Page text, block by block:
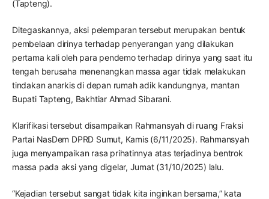
(Tapteng).
Ditegaskannya, aksi pelemparan tersebut merupakan bentuk
pembelaan dirinya terhadap penyerangan yang dilakukan
pertama kali oleh para pendemo terhadap dirinya yang saat itu
tengah berusaha menenangkan massa agar tidak melakukan
tindakan anarkis di depan rumah adik kandungnya, mantan
Bupati Tapteng, Bakhtiar Ahmad Sibarani.
Klarifikasi tersebut disampaikan Rahmansyah di ruang Fraksi
Partai NasDem DPRD Sumut, Kamis (6/11/2025). Rahmansyah
juga menyampaikan rasa prihatinnya atas terjadinya bentrok
massa pada aksi yang digelar, Jumat (31/10/2025) lalu.
“Kejadian tersebut sangat tidak kita inginkan bersama,” kata